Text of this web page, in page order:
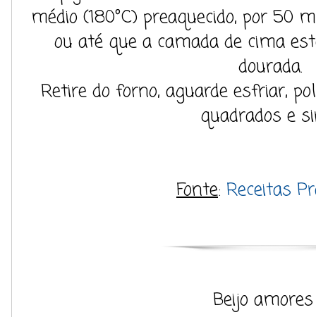
médio (180°C) preaquecido, por 50
ou até que a camada de cima
dourada.
Retire do forno, aguarde esfriar,
quadrados e
Fonte: Receitas
Beijo